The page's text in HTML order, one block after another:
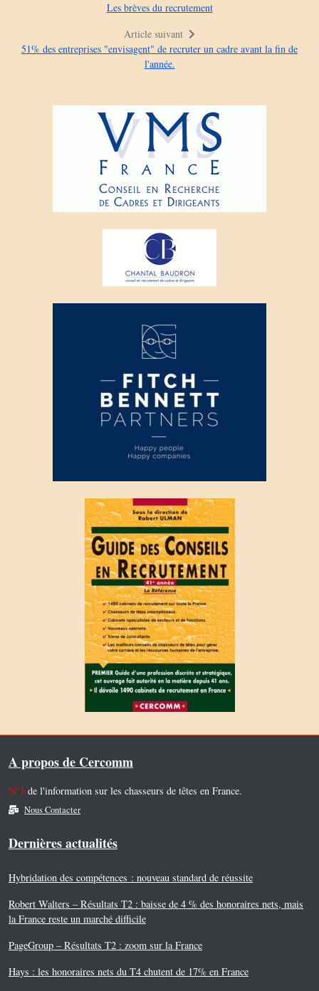
Les brèves du recrutement
Article suivant
51% des entreprises "envisagent" de recruter un cadre avant la fin de
l'année.
A propos de Cercomm
N°1 de l'information sur les chasseurs de têtes en France.
Nous Contacter
Dernières actualités
Hybridation des compétences : nouveau standard de réussite
Robert Walters – Résultats T2 : baisse de 4 % des honoraires nets, mais
la France reste un marché difficile
PageGroup – Résultats T2 : zoom sur la France
Hays : les honoraires nets du T4 chutent de 17% en France